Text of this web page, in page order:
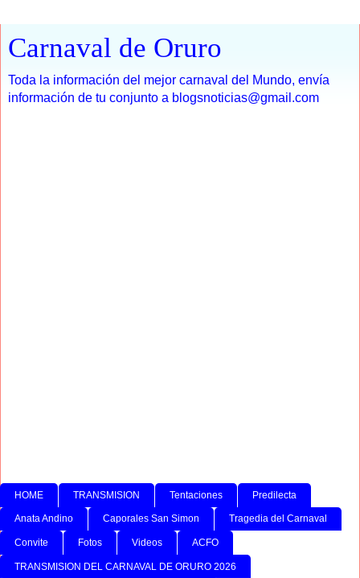
Carnaval de Oruro
Toda la información del mejor carnaval del Mundo, envía
información de tu conjunto a blogsnoticias@gmail.com
HOME TRANSMISION Tentaciones Predilecta
Anata Andino Caporales San Simon Tragedia del Carnaval
Convite Fotos Videos ACFO
TRANSMISION DEL CARNAVAL DE ORURO 2026